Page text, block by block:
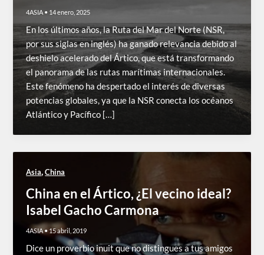
4ASIA • 14 enero, 2025
En los últimos años, la Ruta del Mar del Norte (NSR,
por sus siglas en inglés) ha ganado relevancia debido al
deshielo acelerado del Ártico, que está transformando
el panorama de las rutas marítimas internacionales.
Este fenómeno ha despertado el interés de diversas
potencias globales, ya que la NSR conecta los océanos
Atlántico y Pacífico […]
Asia,China
China en el Ártico, ¿El vecino ideal?
Isabel Gacho Carmona
4ASIA• 15 abril, 2019
Dice un proverbio inuit que no distingues a tus amigos